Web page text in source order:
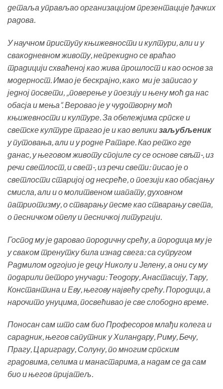
детаља управљао организацијом презентације ђачких
радова.
У научном приступу књижевности и култури, али и у
свакодневном животу, непрекидно се враћао
традицији схваћеној као жива прошлост и као основ за
модерност. Имао је бескрајно, како ми је записао у
једној посвети, „поверење у поезију и њену моћ да нас
обасја и мења“. Веровао је у чудотворну моћ
књижевности и културе. За обележјима српске и
светске културе трагао је и као великизаљубљеник
у путовања, али и у родне Ратаре. Као ретко где
данас, у његовом животу спојиле су се основе свѣт-, из
речи светлост, и свет-, из речи свети: писао је о
светлости старијој од несреће, о поезији као обасјању
смисла, али и о молитвеном шапату, духовном
патриотизму, о стварању песме као стварању света,
о песничком опелу и песничкој литургији.
Господ му је даровао породичну срећу, а породица му је
у сваком тренутку била изнад свега: са супругом
Радмилом одгојио је децу Николу и Јелену, а они су му
подарили петоро унучади: Теодору, Анастасију, Тару,
Константина и Еву, његову највећу срећу. Породици, а
нарочито унуцима, посвећивао је све слободно време.
Поносан сам што сам био Професоров млађи колега и
сарадник, његов сапутник у Хиландару, Риму, Бечу,
Прагу, Цариграду, Солуну, по многим српским
градовима, селима и манастарима, а надам се да сам
био и његов пријатељ.